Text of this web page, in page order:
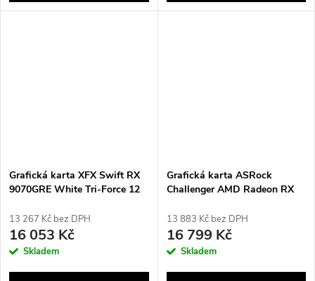
Grafická karta XFX Swift RX
9070GRE White Tri-Force 12
13 267 Kč bez DPH
16 053 Kč
Skladem
Grafická karta ASRock
Challenger AMD Radeon RX
13 883 Kč bez DPH
16 799 Kč
Skladem